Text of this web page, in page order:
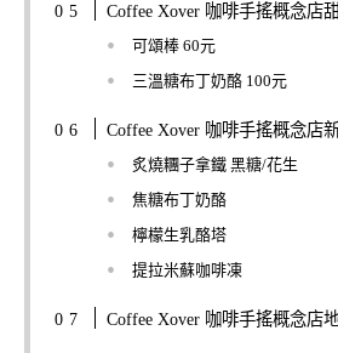
Coffee Xover 咖啡手搖概念店
可頌棒 60元
三溫糖布丁奶酪 100元
Coffee Xover 咖啡手搖概念店
炙燒糰子拿鐵 黑糖/花生
焦糖布丁奶酪
檸檬生乳酪塔
提拉米蘇咖啡凍
Coffee Xover 咖啡手搖概念店